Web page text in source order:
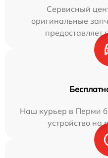
Сервисный
оригинальные
предоставляет
Наш курьер в Перми
устройство на